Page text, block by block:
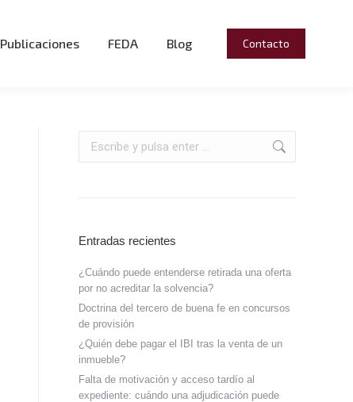
Publicaciones FEDA Blog Contacto
Entradas recientes
¿Cuándo puede entenderse retirada una oferta
por no acreditar la solvencia?
Doctrina del tercero de buena fe en concursos
de provisión
¿Quién debe pagar el IBI tras la venta de un
inmueble?
Falta de motivación y acceso tardío al
expediente: cuándo una adjudicación puede